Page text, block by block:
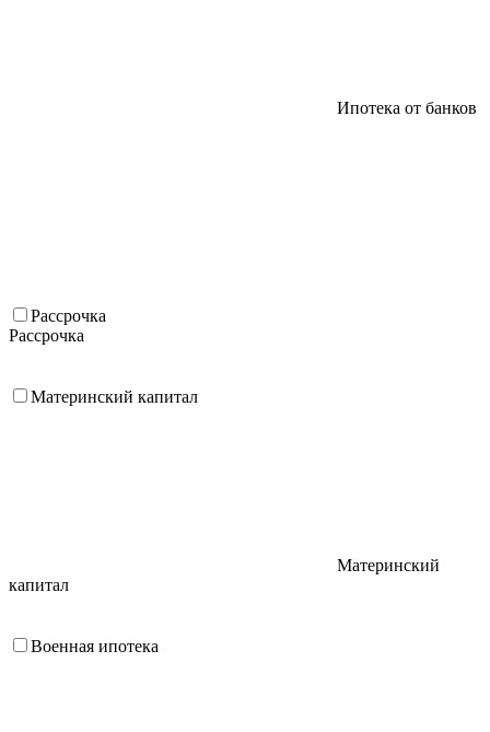
Ипотека от банков
Рассрочка
Рассрочка
Материнский капитал
Материнский
капитал
Военная ипотека